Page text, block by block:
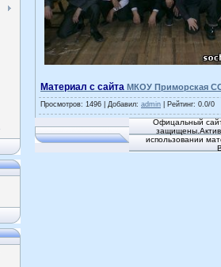
Материал с сайта МКОУ Приморская
Просмотров: 1496 | Добавил: admin Рейтинг: 0.0/0
Офицальный
использовании